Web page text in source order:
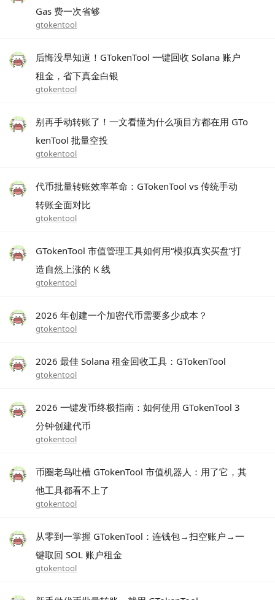
Gas 费一次省够
gtokentool
后悔没早知道！GTokenTool 一键回收 Solana 账户
租金，省下真金白银
gtokentool
别再手动转账了！一文看懂为什么项目方都在用 GTo
kenTool 批量空投
gtokentool
代币批量转账效率革命：GTokenTool vs 传统手动
转账全面对比
gtokentool
GTokenTool 市值管理工具如何用“模拟真实买盘”打
造自然上涨的 K 线
gtokentool
2026 年创建一个加密代币需要多少成本？
gtokentool
2026 最佳 Solana 租金回收工具：GTokenTool
gtokentool
2026 一键发币终极指南：如何使用 GTokenTool 3
分钟创建代币
gtokentool
币圈老鸟吐槽 GTokenTool 市值机器人：用了它，其
他工具都看不上了
gtokentool
从零到一掌握 GTokenTool：连钱包→扫空账户→一
键取回 SOL 账户租金
gtokentool